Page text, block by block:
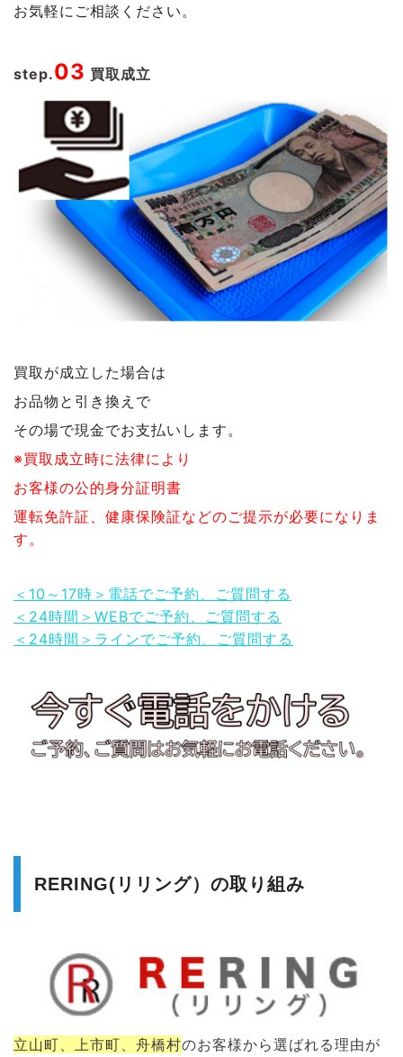
お気軽にご相談ください。
step.03 買取成立
買取が成立した場合は
お品物と引き換えで
その場で現金でお支払いします。
※買取成立時に法律により
お客様の公的身分証明書
運転免許証、健康保険証などのご提示が必要になりま
す。
＜10～17時＞電話でご予約、ご質問する
＜24時間＞WEBでご予約、ご質問する
＜24時間＞ラインでご予約、ご質問する
RERING(リリング）の取り組み
立山町、上市町、舟橋村のお客様から選ばれる理由が